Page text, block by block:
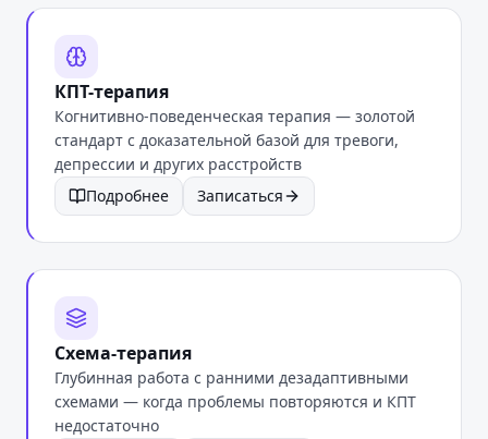
КПТ-терапия
Когнитивно-поведенческая терапия — золотой
стандарт с доказательной базой для тревоги,
депрессии и других расстройств
Подробнее
Записаться
Схема-терапия
Глубинная работа с ранними дезадаптивными
схемами — когда проблемы повторяются и КПТ
недостаточно